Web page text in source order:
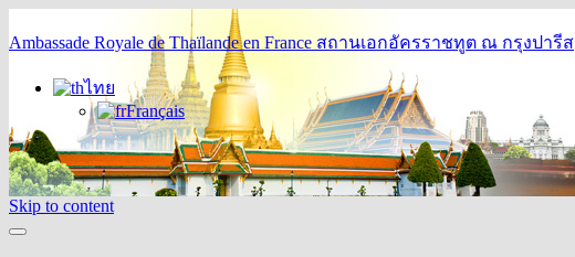
Ambassade Royale de Thaïlande en France สถานเอกอัครราชทูต ณ กรุงปารีส
ไทย
Français
Skip to content